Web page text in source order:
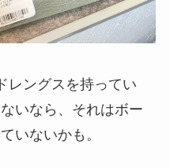
レングスを持ってい
いなら、それはボー
いないかも。